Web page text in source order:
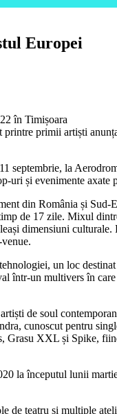
Europei
în Timișoara
primii artiști
septembrie, la
uri și evenimente axate
din România și
de 17 zile. Mixul
dimensiuni
un loc
într-un multivers în
de soul
cunoscut pentru
Grasu XXL și Spike,
la începutul lunii
de teatru și multiple